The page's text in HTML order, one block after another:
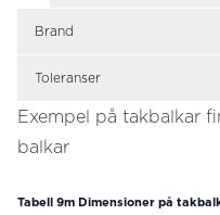
Brand
Toleranser
Exempel på takbalkar
balkar
Tabell 9m Dimensioner på